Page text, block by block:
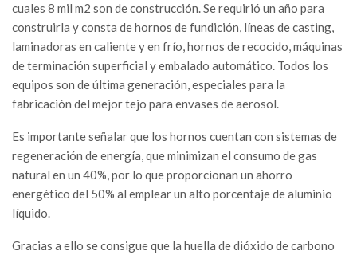
cuales 8 mil m2 son de construcción. Se requirió un año para
construirla y consta de hornos de fundición, líneas de casting,
laminadoras en caliente y en frío, hornos de recocido, máquinas
de terminación superficial y embalado automático. Todos los
equipos son de última generación, especiales para la
fabricación del mejor tejo para envases de aerosol.
Es importante señalar que los hornos cuentan con sistemas de
regeneración de energía, que minimizan el consumo de gas
natural en un 40%, por lo que proporcionan un ahorro
energético del 50% al emplear un alto porcentaje de aluminio
líquido.
Gracias a ello se consigue que la huella de dióxido de carbono